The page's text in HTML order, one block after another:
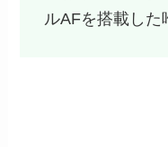
ルAFを搭載した